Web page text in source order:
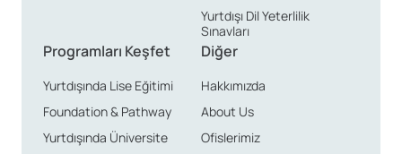
Yurtdışı Dil Yeterlilik
Sınavları
Programları Keşfet
Yurtdışında Lise Eğitimi
Foundation & Pathway
Yurtdışında Üniversite
Diğer
Hakkımızda
About Us
Ofislerimiz